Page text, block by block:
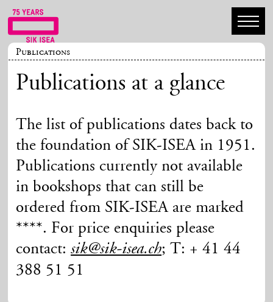
Publications
Publications at a glance
The list of publications dates back to
the foundation of SIK-ISEA in 1951.
Publications currently not available
in bookshops that can still be
ordered from SIK-ISEA are marked
****. For price enquiries please
contact:sik@sik-isea.ch; T: + 41 44
388 51 51